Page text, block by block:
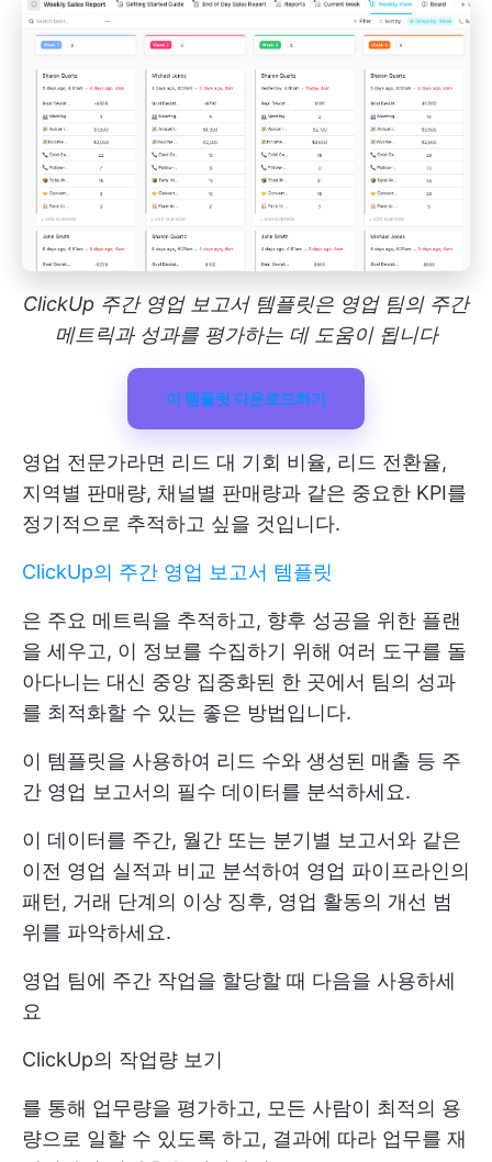
ClickUp 주간 영업 보고서 템플릿은 영업 팀의 주간
메트릭과 성과를 평가하는 데 도움이 됩니다
이 템플릿 다운로드하기
영업 전문가라면 리드 대 기회 비율, 리드 전환율,
지역별 판매량, 채널별 판매량과 같은 중요한 KPI를
정기적으로 추적하고 싶을 것입니다.
ClickUp의 주간 영업 보고서 템플릿
은 주요 메트릭을 추적하고, 향후 성공을 위한 플랜
을 세우고, 이 정보를 수집하기 위해 여러 도구를 돌
아다니는 대신 중앙 집중화된 한 곳에서 팀의 성과
를 최적화할 수 있는 좋은 방법입니다.
이 템플릿을 사용하여 리드 수와 생성된 매출 등 주
간 영업 보고서의 필수 데이터를 분석하세요.
이 데이터를 주간, 월간 또는 분기별 보고서와 같은
이전 영업 실적과 비교 분석하여 영업 파이프라인의
패턴, 거래 단계의 이상 징후, 영업 활동의 개선 범
위를 파악하세요.
영업 팀에 주간 작업을 할당할 때 다음을 사용하세
요
ClickUp의 작업량 보기
를 통해 업무량을 평가하고, 모든 사람이 최적의 용
량으로 일할 수 있도록 하고, 결과에 따라 업무를 재